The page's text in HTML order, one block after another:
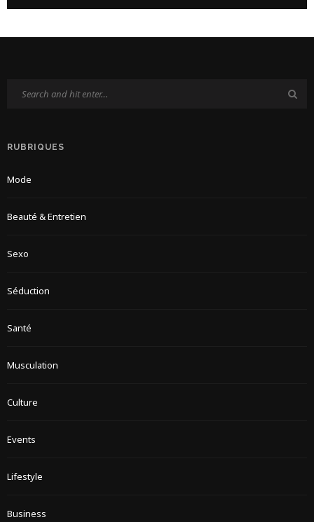
RUBRIQUES
Mode
Beauté & Entretien
Sexo
Séduction
Santé
Musculation
Culture
Events
Lifestyle
Business